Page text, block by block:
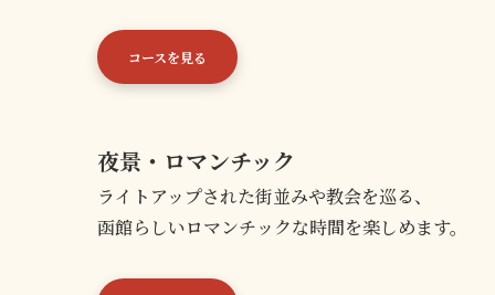
コースを見る
夜景・ロマンチック
ライトアップされた街並みや教会を巡る、
函館らしいロマンチックな時間を楽しめます。